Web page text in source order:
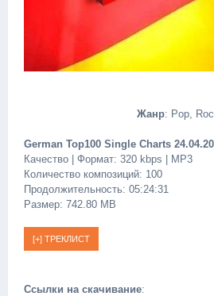
Жанр: Pop,
German Top100 Single Charts
Качество | Формат: 320 kbps | MP3
Количество композиций: 100
Продолжительность: 05:24:31
Размер: 742.80 MB
Ссылки на скачивание: